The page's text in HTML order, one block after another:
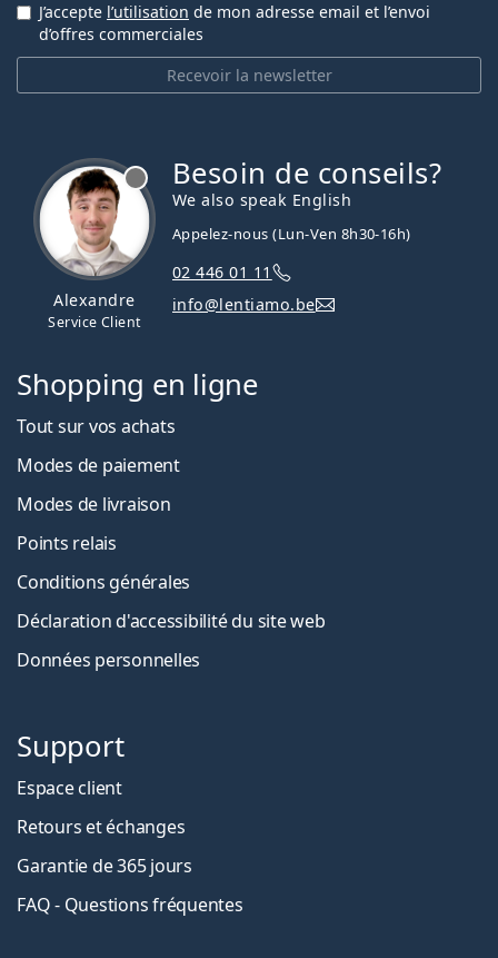
Recevoir la newsletter
J’accepte l’utilisation de mon adresse email et l’envoi
d’offres commerciales
Alexandre
Service Client
Besoin de conseils?
We also speak English
Appelez-nous (Lun-Ven 8h30-16h)
02 446 01 11
info@lentiamo.be
Shopping en ligne
Tout sur vos achats
Modes de paiement
Modes de livraison
Points relais
Conditions générales
Déclaration d'accessibilité du site web
Données personnelles
Support
Espace client
Retours et échanges
Garantie de 365 jours
FAQ - Questions fréquentes